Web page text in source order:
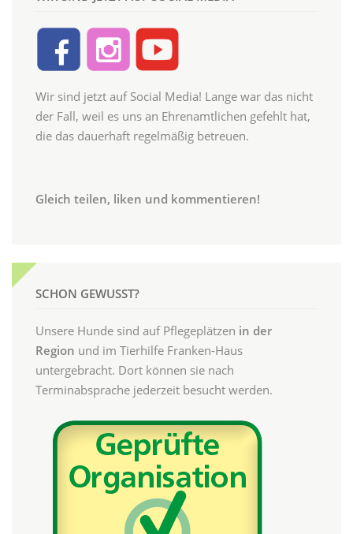
Wir sind jetzt auf Social Media! Lange war das nicht
der Fall, weil es uns an Ehrenamtlichen gefehlt hat,
die das dauerhaft regelmäßig betreuen.
Gleich teilen, liken und kommentieren!
SCHON GEWUSST?
Unsere Hunde sind auf Pflegeplätzen in der
Region und im Tierhilfe Franken-Haus
untergebracht. Dort können sie nach
Terminabsprache jederzeit besucht werden.